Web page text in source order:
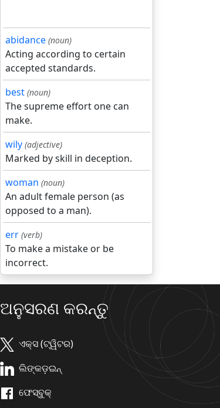
abidance (noun)
Acting according to certain
accepted standards.
best (noun)
The supreme effort one can
make.
wily (adjective)
Marked by skill in deception.
woman (noun)
An adult female person (as
opposed to a man).
err (verb)
To make a mistake or be
incorrect.
ଅନୁସରଣ କରନ୍ତୁ
ଏକ୍ସ (ଟ୍ୱିଟର)
ଲିଙ୍କଡ଼ଇନ୍
ଫେସ୍ବୁକ୍